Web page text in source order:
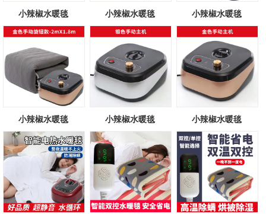
小辣椒水暖毯 小辣椒水暖毯 小辣椒水暖毯
小辣椒水暖毯 小辣椒水暖毯 小辣椒水暖毯